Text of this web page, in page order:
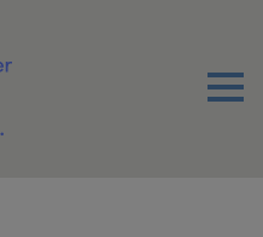
Menu